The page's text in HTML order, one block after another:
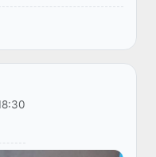
орынбасары
өтіп ж...